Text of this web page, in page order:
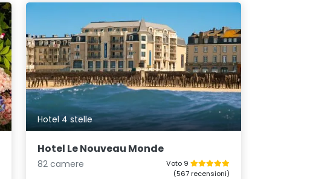
Hotel 4 stelle
Hotel Le Nouveau Monde
82 camere
Voto 9
(567 recensioni)